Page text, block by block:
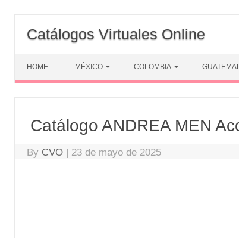
content
Catálogos Virtuales Online
HOME MÉXICO COLOMBIA
Catálogo ANDREA MEN
By CVO | 23 de mayo de 2025